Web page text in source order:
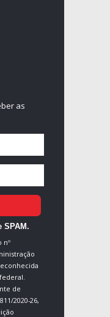
as
SPAM.
nº
de
2020-26,